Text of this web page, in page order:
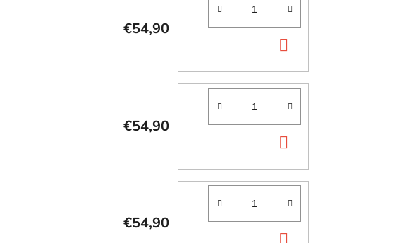
€54,90
KOŠÍKA
€54,90
KOŠÍKA
€54,90